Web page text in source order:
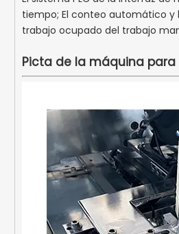
tiempo; El conteo automático y
trabajo ocupado del trabajo
Picta de la máquina para